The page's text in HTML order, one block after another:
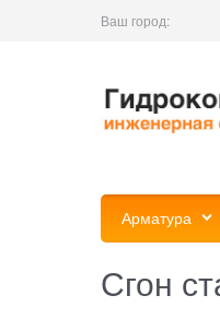
Ваш город:
Арматура
Сгон